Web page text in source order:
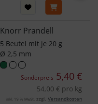
Knorr Prandell
5 Beutel mit je 20 g
Ø 2,5 mm
Sonderpreis 5,40 €
54,00 € pro kg
inkl. 19 % MwSt. zzgl. Versandkosten